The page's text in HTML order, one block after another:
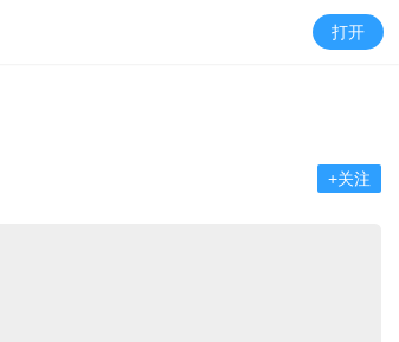
打开
+关注